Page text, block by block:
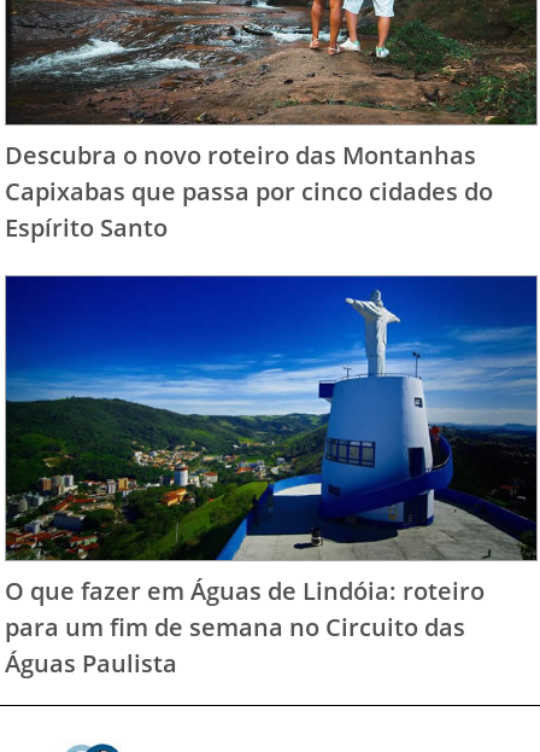
Descubra o novo roteiro das Montanhas
Capixabas que passa por cinco cidades do
Espírito Santo
O que fazer em Águas de Lindóia: roteiro
para um fim de semana no Circuito das
Águas Paulista